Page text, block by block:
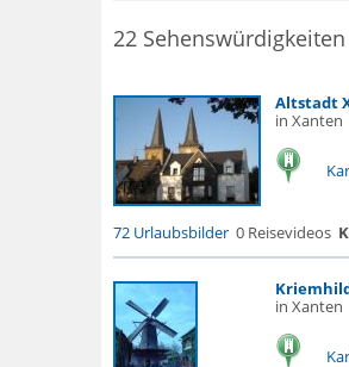
22
Altstadt
in Xanten
72 Urlaubsbilder 0 Reisevideos
in Xanten